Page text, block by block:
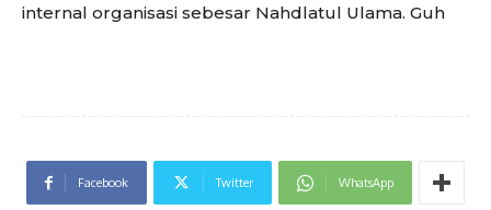
internal organisasi sebesar Nahdlatul Ulama. Guh
Facebook Twitter WhatsApp